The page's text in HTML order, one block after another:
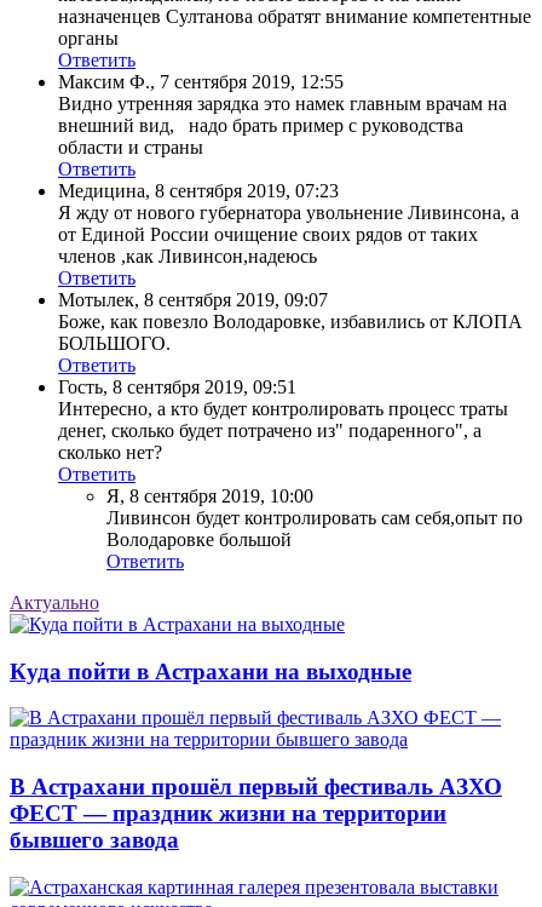
назначенцев Султанова обратят внимание компетентные
органы
Ответить
Максим Ф., 7 сентября 2019, 12:55
Видно утренняя зарядка это намек главным врачам на
внешний вид, надо брать пример с руководства
области и страны
Ответить
Медицина, 8 сентября 2019, 07:23
Я жду от нового губернатора увольнение Ливинсона, а
от Единой России очищение своих рядов от таких
членов ,как Ливинсон,надеюсь
Ответить
Мотылек, 8 сентября 2019, 09:07
Боже, как повезло Володаровке, избавились от КЛОПА
БОЛЬШОГО.
Ответить
Гость, 8 сентября 2019, 09:51
Интересно, а кто будет контролировать процесс траты
денег, сколько будет потрачено из" подаренного", а
сколько нет?
Ответить
Я, 8 сентября 2019, 10:00
Ливинсон будет контролировать сам себя,опыт по
Володаровке большой
Ответить
Актуально
Куда пойти в Астрахани на выходные
В Астрахани прошёл первый фестиваль АЗХО
ФЕСТ — праздник жизни на территории
бывшего завода